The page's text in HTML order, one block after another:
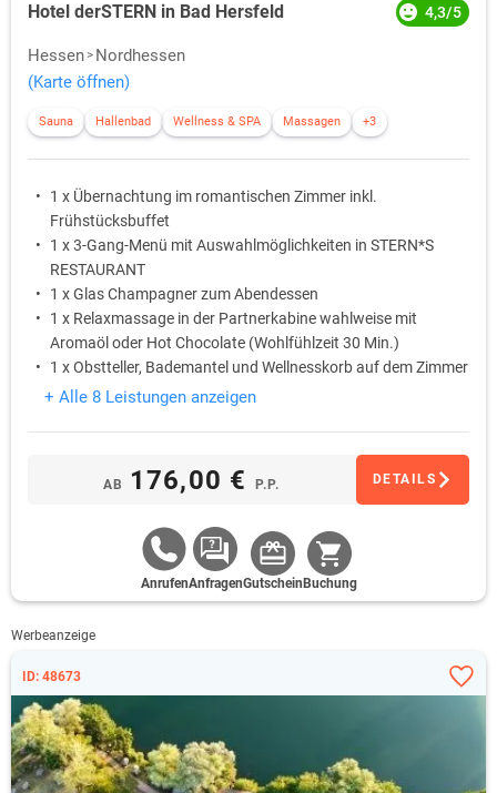
Hotel derSTERN in Bad Hersfeld 4,3/5
Hessen
Nordhessen
(Karte öffnen)
Sauna Hallenbad Wellness & SPA Massagen +3
1 x Übernachtung im romantischen Zimmer inkl.
Frühstücksbuffet
1 x 3-Gang-Menü mit Auswahlmöglichkeiten in STERN*S
RESTAURANT
1 x Glas Champagner zum Abendessen
1 x Relaxmassage in der Partnerkabine wahlweise mit
Aromaöl oder Hot Chocolate (Wohlfühlzeit 30 Min.)
1 x Obstteller, Bademantel und Wellnesskorb auf dem Zimmer
1 x Nutzung des STERN*S SPA
+ Alle 8 Leistungen anzeigen
AB 176,00 € P.P. DETAILS
AnrufenAnfragenGutschein Buchung
Werbeanzeige
ID: 48673